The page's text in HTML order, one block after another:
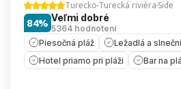
Turecko Turecká riviéra Side
Veľmi dobré
5364 hodnotení
84%
Piesočná pláž
Ležadlá a
Hotel priamo pri pláži
Bar na